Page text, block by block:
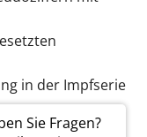
Sie Fragen?
in der Impfserie